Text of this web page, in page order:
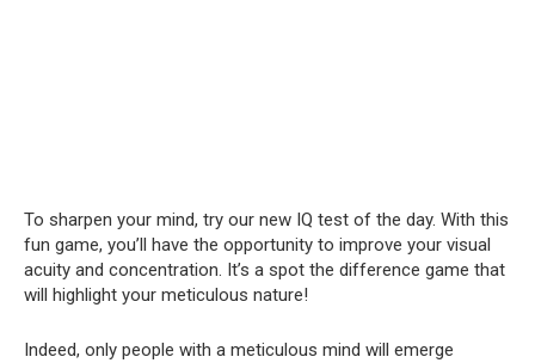
To sharpen your mind, try our new IQ test of the day. With this
fun game, you’ll have the opportunity to improve your visual
acuity and concentration. It’s a spot the difference game that
will highlight your meticulous nature!
Indeed, only people with a meticulous mind will emerge